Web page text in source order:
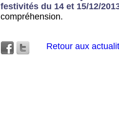
festivités du 14 et 15/12/
compréhension.
Retour aux